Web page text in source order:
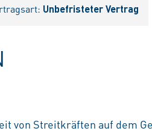
Unbefristeter Vertrag
von Streitkräften auf dem